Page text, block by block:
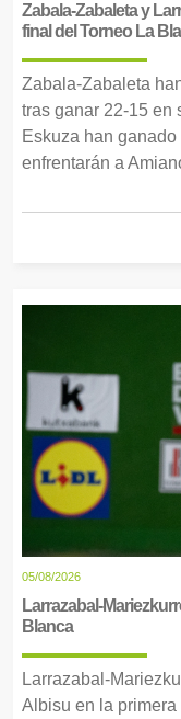
Zabala-Zabaleta y
final del Torneo La
Zabala-Zabaleta
tras ganar 22-15 en
Eskuza han
enfrentarán a
05/08/2026
Larrazabal-
Blanca
Larrazabal-
Albisu en la